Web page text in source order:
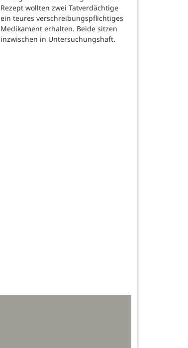
Rezept wollten zwei Tatverdächtige
ein teures verschreibungspflichtiges
Medikament erhalten. Beide sitzen
inzwischen in Untersuchungshaft.